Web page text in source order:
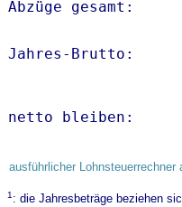
Abzüge gesamt:
Jahres-
netto
ausführlicher Lohnsteuerrechner
1: die Jahresbeträge beziehen